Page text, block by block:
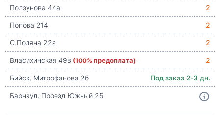
Ползунова 44а
2
Попова 214
2
С.Поляна 22а
2
Власихинская 49в (100% предоплата)
2
Бийск, Митрофанова 2б
Под заказ 2-3 дн.
Барнаул, Проезд Южный 25